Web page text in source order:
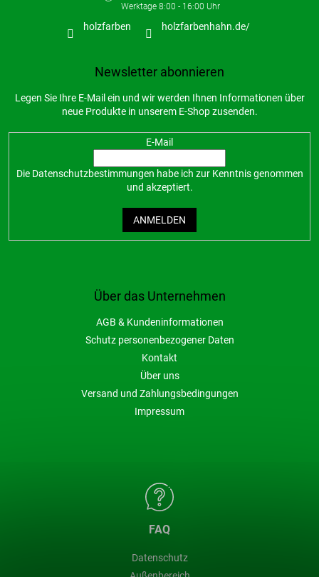
Über das Unternehmen
AGB & Kundeninformationen
Schutz personenbezogener Daten
Kontakt
Über uns
Versand und Zahlungsbedingungen
Impressum
FAQ
Datenschutz
holzfarben holzfarbenhahn.de/
Newsletter abonnieren
Legen Sie Ihre E-Mail ein und wir werden Ihnen Informationen über
neue Produkte in unserem E-Shop zusenden.
E-Mail
Die Datenschutzbestimmungen habe ich zur Kenntnis genommen
und akzeptiert.
ANMELDEN